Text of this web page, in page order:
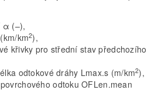
α (–),
km2),
křivky pro střední stav předchozího
odtokové dráhy Lmax.s (m/km2),
odtoku OFLen.mean